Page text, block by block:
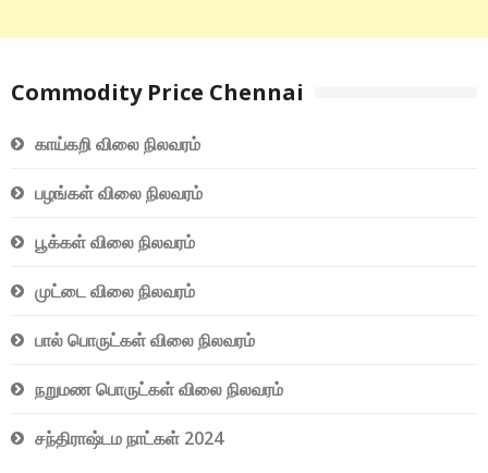
Commodity Price Chennai
காய்கறி விலை நிலவரம்
பழங்கள் விலை நிலவரம்
பூக்கள் விலை நிலவரம்
முட்டை விலை நிலவரம்
பால் பொருட்கள் விலை நிலவரம்
நறுமண பொருட்கள் விலை நிலவரம்
சந்திராஷ்டம நாட்கள் 2024